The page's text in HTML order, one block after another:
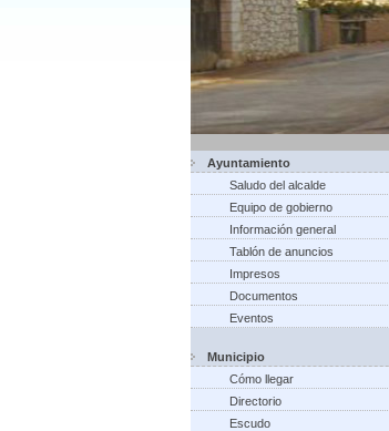
Ayuntamiento
Saludo del alcalde
Equipo de gobierno
Información general
Tablón de anuncios
Impresos
Documentos
Eventos
Municipio
Cómo llegar
Directorio
Escudo